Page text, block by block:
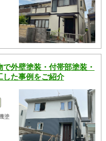
外壁塗装・付帯部塗装・
した事例をご紹介
塗